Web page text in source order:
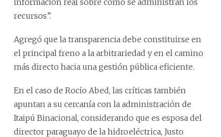
recursos”.
Agregó que la transparencia debe constituirse en
el principal freno a la arbitrariedad y en el camino
más directo hacia una gestión pública eficiente.
En el caso de Rocío Abed, las críticas también
apuntan a su cercanía con la administración de
Itaipú Binacional, considerando que es esposa del
director paraguayo de la hidroeléctrica, Justo